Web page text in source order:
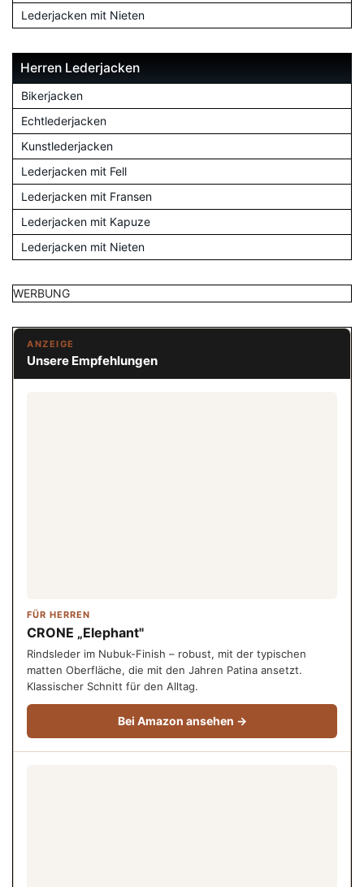
Lederjacken mit Nieten
Herren Lederjacken
Bikerjacken
Echtlederjacken
Kunstlederjacken
Lederjacken mit Fell
Lederjacken mit Fransen
Lederjacken mit Kapuze
Lederjacken mit Nieten
WERBUNG
ANZEIGE
Unsere Empfehlungen
FÜR HERREN
CRONE „Elephant"
Rindsleder im Nubuk-Finish – robust, mit der typischen
matten Oberfläche, die mit den Jahren Patina ansetzt.
Klassischer Schnitt für den Alltag.
Bei Amazon ansehen →